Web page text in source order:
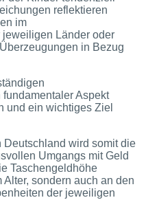
reflektieren
im
Länder oder
in Bezug
Aspekt
und ein wichtiges Ziel
wird somit die
Umgangs mit Geld
Taschengeldhöhe
sondern auch an den
der jeweiligen